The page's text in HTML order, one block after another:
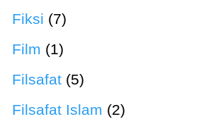
Fiksi (7)
Film (1)
Filsafat (5)
Filsafat Islam (2)